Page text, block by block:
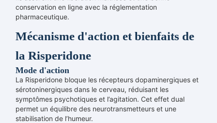
conservation en ligne avec la réglementation
pharmaceutique.
Mécanisme d'action et bienfaits de
la Risperidone
Mode d'action
La Risperidone bloque les récepteurs dopaminergiques et
sérotoninergiques dans le cerveau, réduisant les
symptômes psychotiques et l’agitation. Cet effet dual
permet un équilibre des neurotransmetteurs et une
stabilisation de l’humeur.